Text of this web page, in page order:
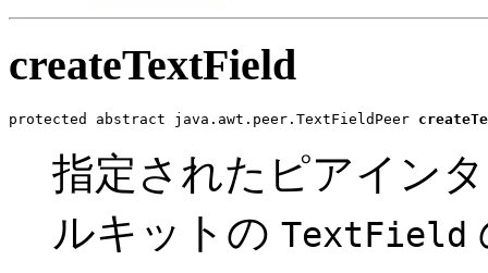
createTextField
protected abstract java.awt.peer.TextFieldPeer
指定されたピアイン
ルキットの TextField